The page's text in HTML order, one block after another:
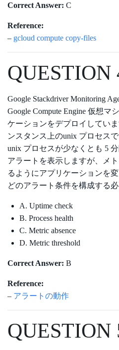
Correct Answer: C
Reference:
– gcloud compute copy-files
QUESTION
Google Stackdriver Monitoring
Google Compute Engine 仮想マ
ケーションをデプロイしてい
ンスタンス上のunix プロセスで
unix プロセスが少なくとも 5
アラートを表示しますが、メ
るようにアプリケーションを
どのアラート条件を構成する
A. Uptime check
B. Process health
C. Metric absence
D. Metric threshold
Correct Answer: B
Reference:
– アラートの動作
QUESTION